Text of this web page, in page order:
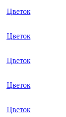
Цветок
Цветок
Цветок
Цветок
Цветок